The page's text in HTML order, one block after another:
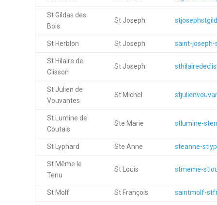
St Gildas des
Bois
St Joseph
St Herblon St Joseph saint-
St Hilaire de
Clisson
St Joseph
St Julien de
Vouvantes
St Michel
St Lumine de
Coutais
Ste Marie stlumine-
St Lyphard Ste Anne steanne-
St Même le
Tenu
St Louis stmeme-
St Molf St François saintmolf-